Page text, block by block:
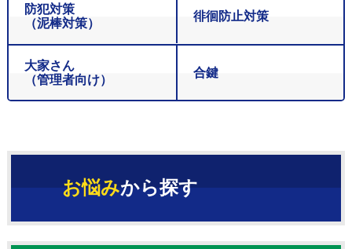
防犯対策
（泥棒対策）
徘徊防止対策
大家さん
（管理者向け）
合鍵
お悩みから探す